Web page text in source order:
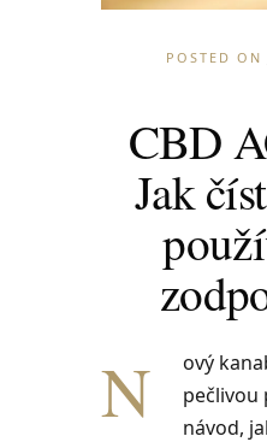
POSTED ON
CBD
Jak
N
ový
pečlivou
návod,